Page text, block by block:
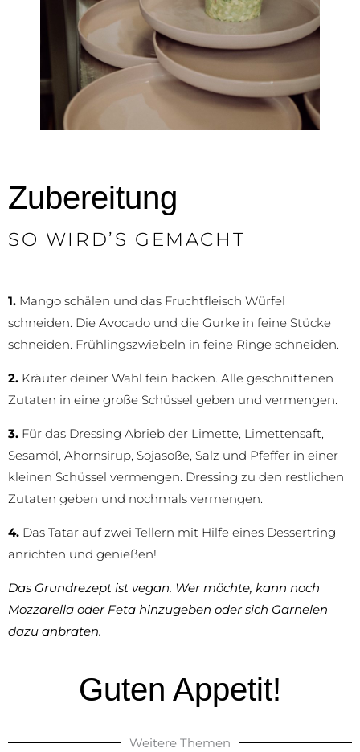
Zubereitung
SO WIRD’S GEMACHT
1. Mango schälen und das Fruchtfleisch Würfel
schneiden. Die Avocado und die Gurke in feine Stücke
schneiden. Frühlingszwiebeln in feine Ringe schneiden.
2. Kräuter deiner Wahl fein hacken. Alle geschnittenen
Zutaten in eine große Schüssel geben und vermengen.
3. Für das Dressing Abrieb der Limette, Limettensaft,
Sesamöl, Ahornsirup, Sojasoße, Salz und Pfeffer in einer
kleinen Schüssel vermengen. Dressing zu den restlichen
Zutaten geben und nochmals vermengen.
4. Das Tatar auf zwei Tellern mit Hilfe eines Dessertring
anrichten und genießen!
Das Grundrezept ist vegan. Wer möchte, kann noch
Mozzarella oder Feta hinzugeben oder sich Garnelen
dazu anbraten.
Guten Appetit!
Weitere Themen